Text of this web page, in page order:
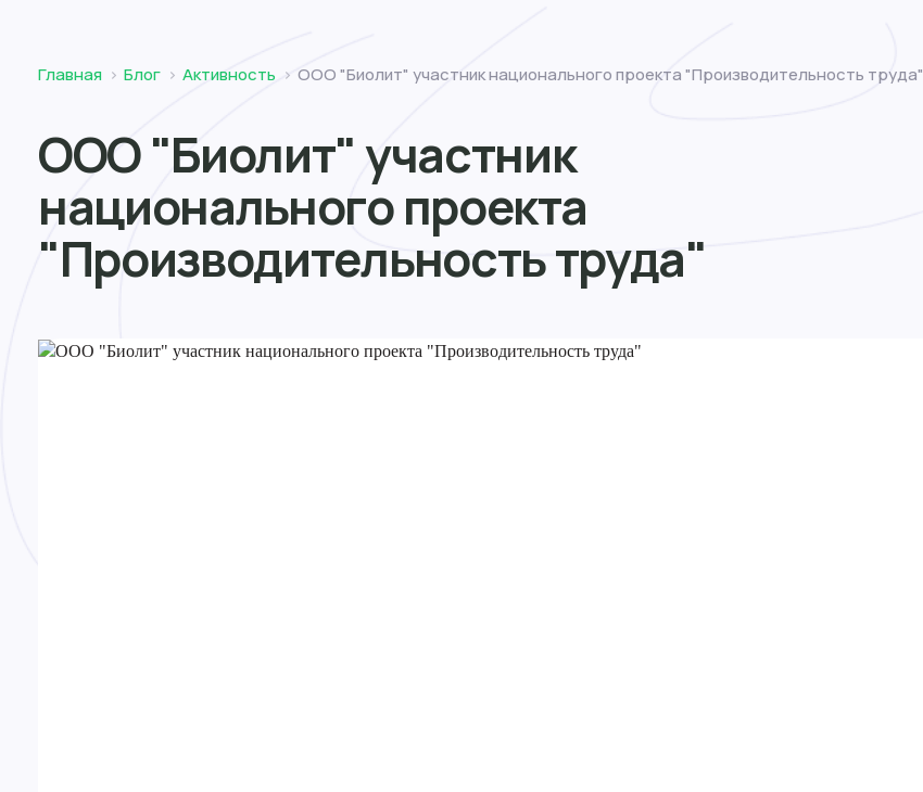
Главная Блог Активность ООО "Биолит" участник национального проекта "Производительность труда"
ООО "Биолит" участник
национального проекта
"Производительность труда"